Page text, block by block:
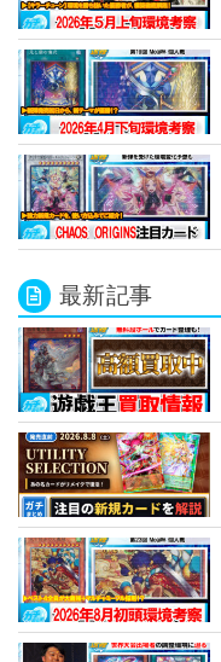
最新記事